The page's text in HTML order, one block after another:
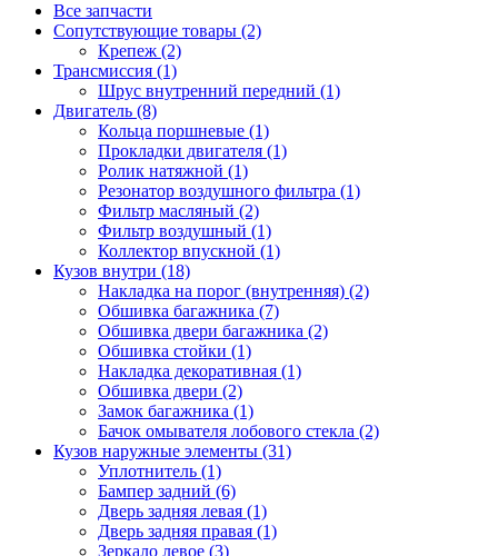
Все запчасти
Сопутствующие товары (2)
Крепеж (2)
Трансмиссия (1)
Шрус внутренний передний (1)
Двигатель (8)
Кольца поршневые (1)
Прокладки двигателя (1)
Ролик натяжной (1)
Резонатор воздушного фильтра (1)
Фильтр масляный (2)
Фильтр воздушный (1)
Коллектор впускной (1)
Кузов внутри (18)
Накладка на порог (внутренняя) (2)
Обшивка багажника (7)
Обшивка двери багажника (2)
Обшивка стойки (1)
Накладка декоративная (1)
Обшивка двери (2)
Замок багажника (1)
Бачок омывателя лобового стекла (2)
Кузов наружные элементы (31)
Уплотнитель (1)
Бампер задний (6)
Дверь задняя левая (1)
Дверь задняя правая (1)
Зеркало левое (3)